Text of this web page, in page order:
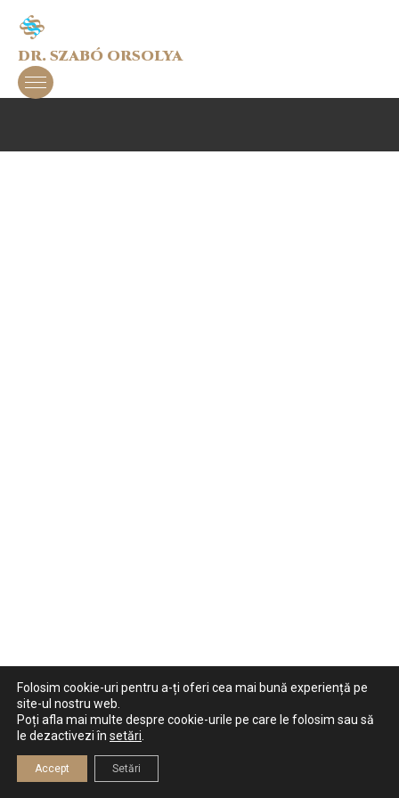
DR. SZABÓ ORSOLYA
Folosim cookie-uri pentru a-ți oferi cea mai bună experiență pe
site-ul nostru web.
Poți afla mai multe despre cookie-urile pe care le folosim sau să
le dezactivezi în setări
Accept Setări